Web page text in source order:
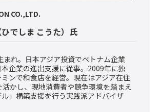
CO.,LTD.
ひでしま こうた）氏
まれ。日本アジア投資でベトナム企業
企業の進出支援に従事。2009年に独
ンで和食店を経営。現在はアジア在住
活かし、現地消費者や競争環境を踏まえ
」構築支援を行う実践派アドバイザ